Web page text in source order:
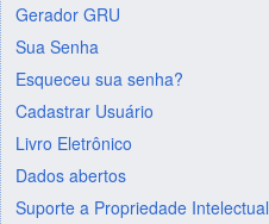
Gerador GRU
Sua Senha
Esqueceu sua senha?
Cadastrar Usuário
Livro Eletrônico
Dados abertos
Suporte a Propriedade Intelectual